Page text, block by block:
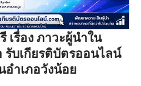
เรื่อง ภาวะผู้นำใน
รับเกียรติบัตรออนไลน์
ำเภอวังน้อย